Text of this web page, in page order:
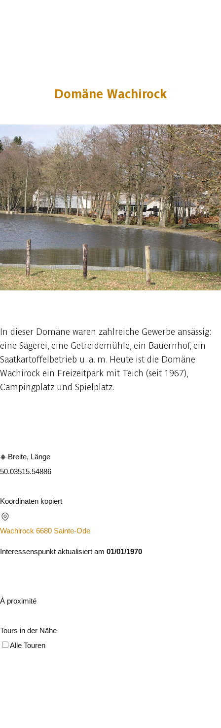
Domäne Wachirock
In dieser Domäne waren zahlreiche Gewerbe ansässig:
eine Sägerei, eine Getreidemühle, ein Bauernhof, ein
Saatkartoffelbetrieb u. a. m. Heute ist die Domäne
Wachirock ein Freizeitpark mit Teich (seit 1967),
Campingplatz und Spielplatz.
Breite, Länge
50.03515.54886
Koordinaten kopiert
Wachirock 6680 Sainte-Ode
Interessenspunkt aktualisiert am 01/01/1970
À proximité
Tours in der Nähe
Alle Touren